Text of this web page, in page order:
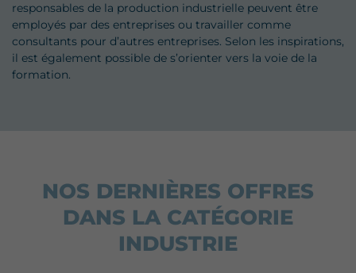
responsables de la production industrielle peuvent être
employés par des entreprises ou travailler comme
consultants pour d’autres entreprises. Selon les inspirations,
il est également possible de s’orienter vers la voie de la
formation.
NOS DERNIÈRES OFFRES
DANS LA CATÉGORIE
INDUSTRIE